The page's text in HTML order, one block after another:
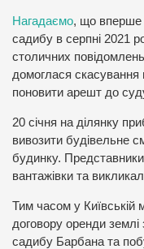
Нагадаємо, що вперше
садибу в серпні 2021
столичних
домоглася скасування
поновити арешт до
20 січня на ділянку
вивозити будівельне
будинку.
вантажівки та
Тим часом у Київській
договору оренди
садибу Барбана та